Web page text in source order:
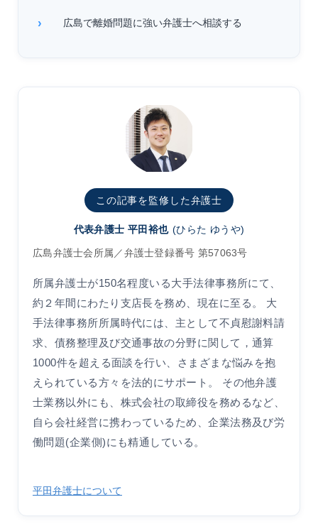
広島で離婚問題に強い弁護士へ相談する
この記事を監修した弁護士
代表弁護士 平田裕也 (ひらた ゆうや)
広島弁護士会所属／弁護士登録番号 第57063号
所属弁護士が150名程度いる大手法律事務所にて、
約２年間にわたり支店長を務め、現在に至る。 大
手法律事務所所属時代には、主として不貞慰謝料請
求、債務整理及び交通事故の分野に関して，通算
1000件を超える面談を行い、さまざまな悩みを抱
えられている方々を法的にサポート。 その他弁護
士業務以外にも、株式会社の取締役を務めるなど、
自ら会社経営に携わっているため、企業法務及び労
働問題(企業側)にも精通している。
平田弁護士について